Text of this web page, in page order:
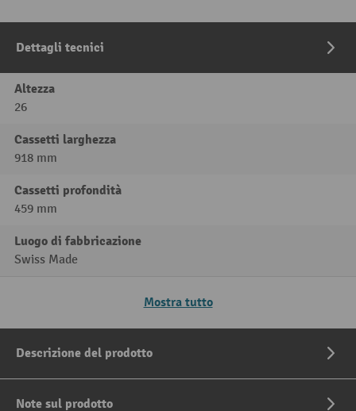
Dettagli tecnici
Altezza
26
Cassetti larghezza
918 mm
Cassetti profondità
459 mm
Luogo di fabbricazione
Swiss Made
Mostra tutto
Descrizione del prodotto
Note sul prodotto